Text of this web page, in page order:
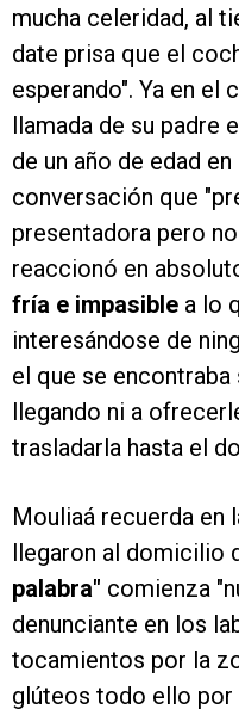
mucha celeridad, al
date prisa que el
esperando". Ya en el
llamada de su padre
de un año de edad
conversación que
presentadora pero
reaccionó en
fría e impasible a lo
interesándose de
el que se encontraba
llegando ni a
trasladarla hasta el
Mouliaá recuerda en
llegaron al domicilio
palabra" comienza
denunciante en los
tocamientos por la
glúteos todo ello por